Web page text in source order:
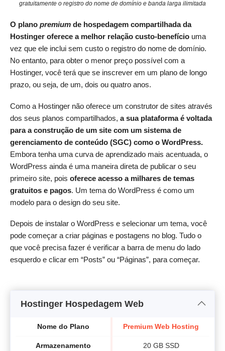
gratuitamente o registro do nome de domínio e banda larga ilimitada
O plano premium de hospedagem compartilhada da
Hostinger oferece a melhor relação custo-benefício uma
vez que ele inclui sem custo o registro do nome de domínio.
No entanto, para obter o menor preço possível com a
Hostinger, você terá que se inscrever em um plano de longo
prazo, ou seja, de um, dois ou quatro anos.
Como a Hostinger não oferece um construtor de sites através
dos seus planos compartilhados, a sua plataforma é voltada
para a construção de um site com um sistema de
gerenciamento de conteúdo (SGC) como o WordPress.
Embora tenha uma curva de aprendizado mais acentuada, o
WordPress ainda é uma maneira direta de publicar o seu
primeiro site, pois oferece acesso a milhares de temas
gratuitos e pagos. Um tema do WordPress é como um
modelo para o design do seu site.
Depois de instalar o WordPress e selecionar um tema, você
pode começar a criar páginas e postagens no blog. Tudo o
que você precisa fazer é verificar a barra de menu do lado
esquerdo e clicar em “Posts” ou “Páginas”, para começar.
Hostinger Hospedagem Web
Nome do Plano
Armazenamento
Premium Web Hosting
20 GB SSD